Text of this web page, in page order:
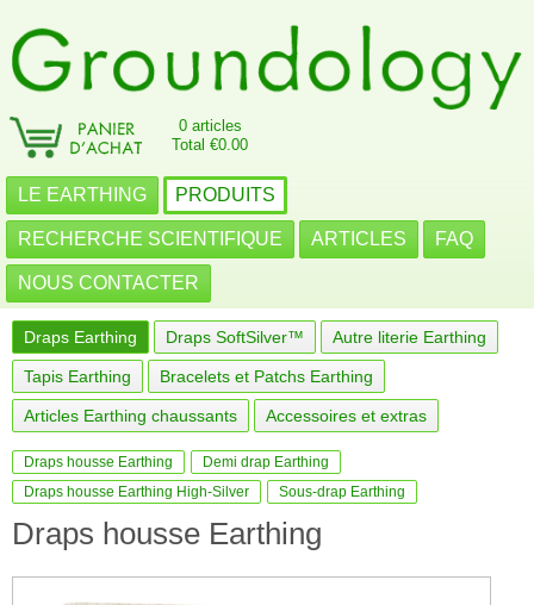
0 articles
Total €0.00
LE EARTHING PRODUITS
RECHERCHE SCIENTIFIQUE ARTICLES FAQ
NOUS CONTACTER
Draps Earthing Draps SoftSilver™ Autre literie Earthing
Tapis Earthing Bracelets et Patchs Earthing
Articles Earthing chaussants Accessoires et extras
Draps housse Earthing
Demi drap Earthing
Draps housse Earthing High-Silver
Sous-drap Earthing
Draps housse Earthing